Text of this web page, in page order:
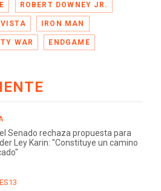
ROBERT DOWNEY JR.
IRON MAN
WAR ENDGAME
Senado rechaza propuesta para
Ley Karin: "Constituye un camino